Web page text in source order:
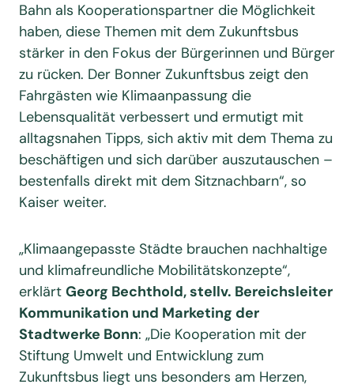
Bahn als Kooperationspartner die Möglichkeit
haben, diese Themen mit dem Zukunftsbus
stärker in den Fokus der Bürgerinnen und Bürger
zu rücken. Der Bonner Zukunftsbus zeigt den
Fahrgästen wie Klimaanpassung die
Lebensqualität verbessert und ermutigt mit
alltagsnahen Tipps, sich aktiv mit dem Thema zu
beschäftigen und sich darüber auszutauschen –
bestenfalls direkt mit dem Sitznachbarn“, so
Kaiser weiter.
„Klimaangepasste Städte brauchen nachhaltige
und klimafreundliche Mobilitätskonzepte“,
erklärt Georg Bechthold, stellv. Bereichsleiter
Kommunikation und Marketing der
Stadtwerke Bonn: „Die Kooperation mit der
Stiftung Umwelt und Entwicklung zum
Zukunftsbus liegt uns besonders am Herzen,